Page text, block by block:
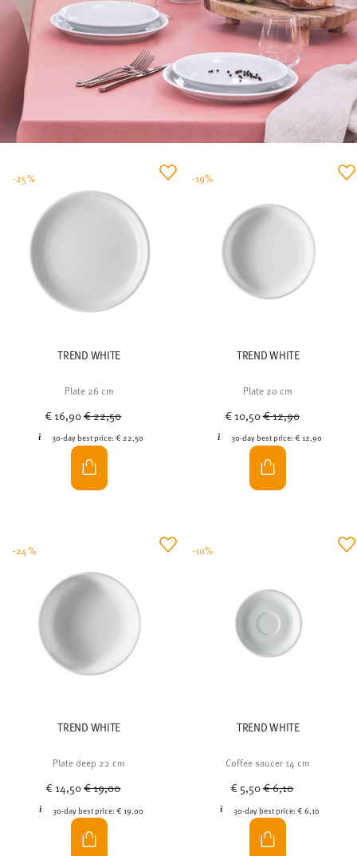
TREND WHITE
Plate 26 cm
€ 16,90Price reduced from
€ 22,50
30-day best price:€ 22,50
-25%
TREND WHITE
Plate 20 cm
€ 10,50Price reduced from
€ 12,90
30-day best price:€ 12,90
-19%
TREND WHITE
Plate deep 22 cm
€ 14,50Price reduced from
€ 19,00
30-day best price: € 19,00
-24%
TREND WHITE
Coffee saucer 14 cm
€ 5,50Price reduced from
€ 6,10
30-day best price:€ 6,10
-10%